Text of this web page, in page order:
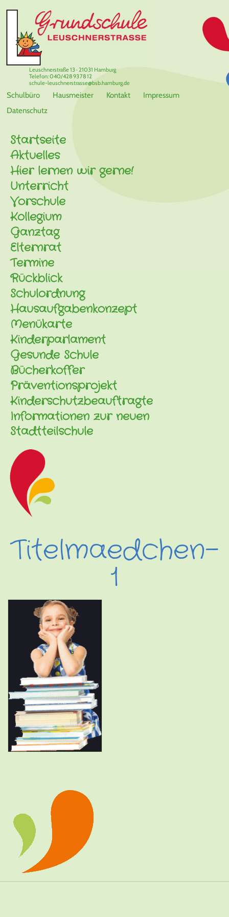
Schulbüro Hausmeister Kontakt
Impressum
Datenschutz
Leuschnerstraße 13 · 21031 Hamburg
Telefon: 040/428 93 78 12
schule-leuschnerstrasse@bsb.hamburg.de
Startseite
Aktuelles
Hier lernen wir gerne!
Unterricht
Vorschule
Kollegium
Ganztag
Elternrat
Termine
Rückblick
Schulordnung
Hausaufgabenkonzept
Menükarte
Kinderparlament
Gesunde Schule
Bücherkoffer
Präventionsprojekt
Kinderschutzbeauftragte
Informationen zur neuen
Stadtteilschule
Titelmaedchen-
1